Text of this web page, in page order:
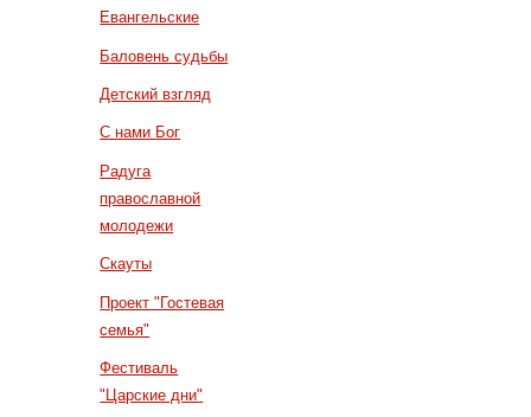
Евангельские
Баловень судьбы
Детский взгляд
С нами Бог
Радуга
православной
молодежи
Скауты
Проект "Гостевая
семья"
Фестиваль
"Царские дни"